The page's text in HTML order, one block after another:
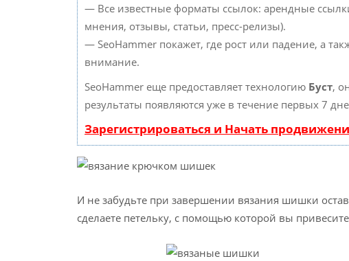
— Все известные форматы ссылок: арендные
мнения, отзывы, статьи, пресс-релизы).
— SeoHammer покажет, где рост или падение, а
внимание.
SeoHammer еще предоставляет технологию Буст,
результаты появляются уже в течение первых 7
Зарегистрироваться и Начать
И не забудьте при завершении вязания шишки
сделаете петельку, с помощью которой вы